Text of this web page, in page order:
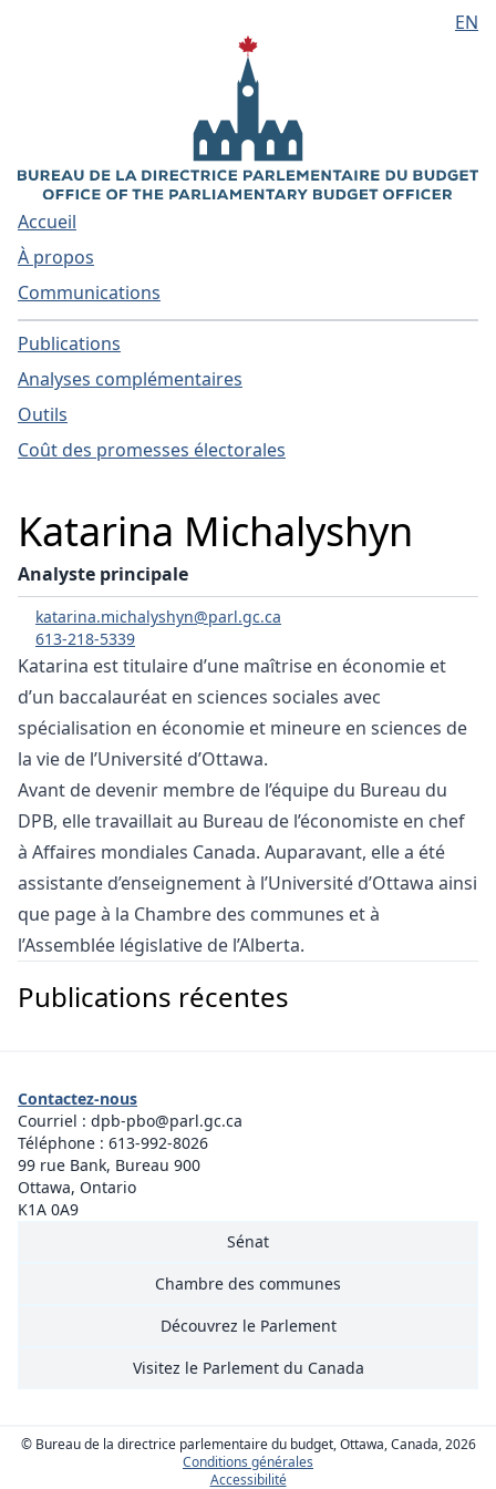
Aller au contenu principal
EN
Accueil
À propos
Communications
Publications
Analyses complémentaires
Outils
Coût des promesses électorales
Katarina Michalyshyn
Analyste principale
katarina.michalyshyn@parl.gc.ca
613-218-5339
Katarina est titulaire d’une maîtrise en économie et
d’un baccalauréat en sciences sociales avec
spécialisation en économie et mineure en sciences de
la vie de l’Université d’Ottawa.
Avant de devenir membre de l’équipe du Bureau du
DPB, elle travaillait au Bureau de l’économiste en chef
à Affaires mondiales Canada. Auparavant, elle a été
assistante d’enseignement à l’Université d’Ottawa ainsi
que page à la Chambre des communes et à
l’Assemblée législative de l’Alberta.
Publications récentes
Sénat
Chambre des communes
Découvrez le Parlement
Visitez le Parlement du Canada
Contactez-nous
Courriel : dpb-pbo@parl.gc.ca
Téléphone : 613-992-8026
99 rue Bank, Bureau 900
Ottawa, Ontario
K1A 0A9
© Bureau de la directrice parlementaire du budget, Ottawa, Canada, 2026
Conditions générales
Accessibilité